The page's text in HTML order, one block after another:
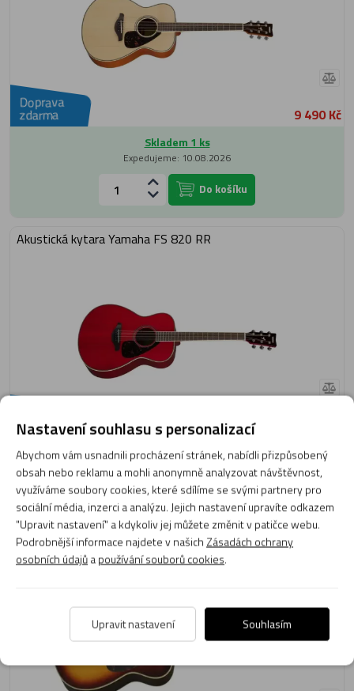
Doprava
zdarma 9 490 Kč
Skladem 1 ks
Expedujeme: 10.08.2026
Do košíku
Akustická kytara Yamaha FS 820 RR
zdarma
Skladem 1 ks
Expedujeme: 10.08.2026
Do košíku
Elektroakustická kytara Yamaha LS6 BS ARE
Nastavení souhlasu s personalizací
Abychom vám usnadnili procházení stránek, nabídli přizpůsobený
obsah nebo reklamu a mohli anonymně analyzovat návštěvnost,
využíváme soubory cookies, které sdílíme se svými partnery pro
sociální média, inzerci a analýzu. Jejich nastavení upravíte odkazem
"Upravit nastavení" a kdykoliv jej můžete změnit v patičce webu.
Podrobnější informace najdete v našich Zásadách ochrany
osobních údajůapoužívání souborů cookies.
Upravit nastavení Souhlasím